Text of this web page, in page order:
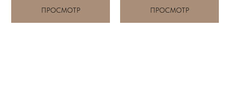
ПРОСМОТР ПРОСМОТР